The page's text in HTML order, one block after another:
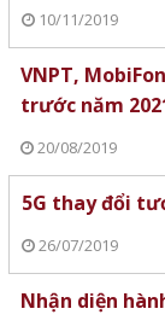
10/11/2019
VNPT,
trước năm
20/08/2019
5G thay đổi
26/07/2019
Nhận diện